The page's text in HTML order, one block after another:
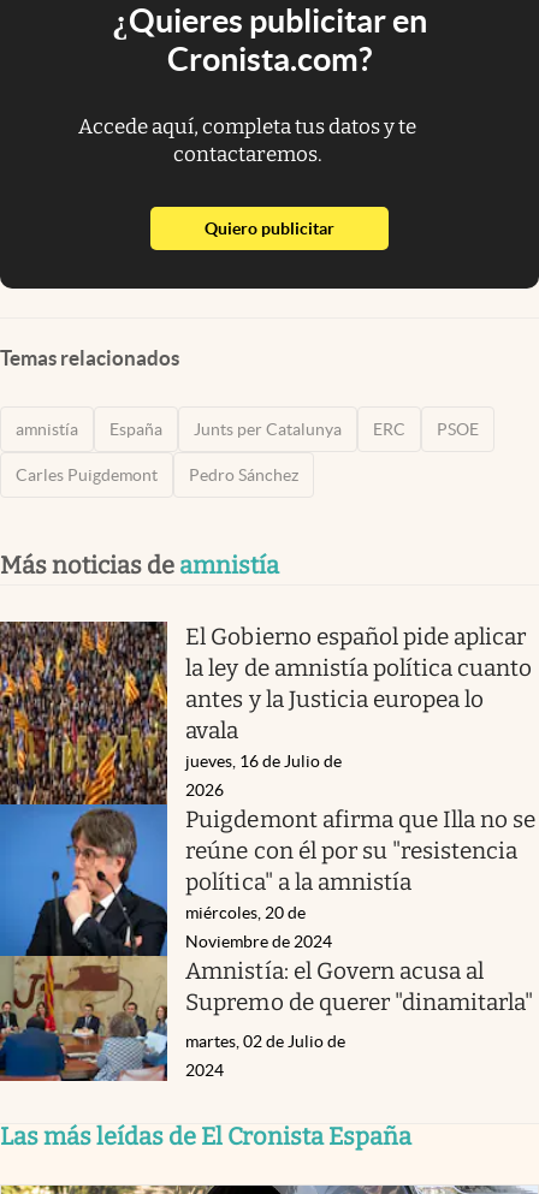
¿Quieres publicitar en
Cronista.com?
Accede aquí, completa tus datos y te
contactaremos.
Quiero publicitarabre en nueva pestaña
Temas relacionados
amnistía España Junts per Catalunya ERC PSOE
Carles Puigdemont Pedro Sánchez
Más noticias de amnistía
El Gobierno español pide aplicar
la ley de amnistía política cuanto
antes y la Justicia europea lo
avala
jueves, 16 de Julio de
2026
Puigdemont afirma que Illa no se
reúne con él por su "resistencia
política" a la amnistía
miércoles, 20 de
Noviembre de 2024
Amnistía: el Govern acusa al
Supremo de querer "dinamitarla"
martes, 02 de Julio de
2024
Las más leídas de El Cronista España